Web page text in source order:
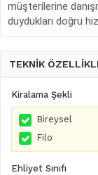
müşterilerine
duydukları doğru
TEKNİK
Kiralama Şekli
Bireysel
Filo
Ehliyet Sınıfı